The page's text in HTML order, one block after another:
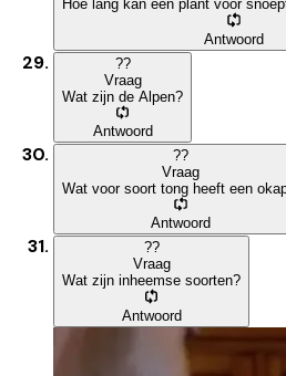
Hoe lang kan een plant voor
Antwoord
??
Vraag
Wat zijn de Alpen?
Antwoord
??
Vraag
Wat voor soort tong heeft een
Antwoord
??
Vraag
Wat zijn inheemse soorten?
Antwoord